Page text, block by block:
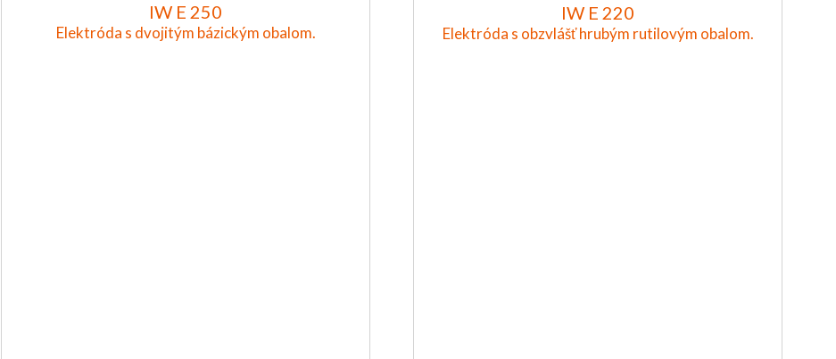
IW E 250
Elektróda s dvojitým bázickým obalom.
IW E 220
Elektróda s obzvlášť hrubým rutilovým obalom.